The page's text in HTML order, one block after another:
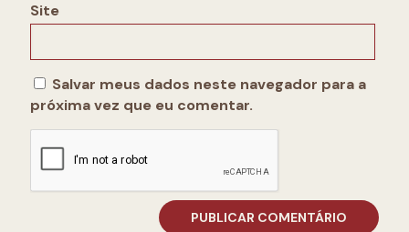
Site
Salvar meus dados neste navegador para a
próxima vez que eu comentar.